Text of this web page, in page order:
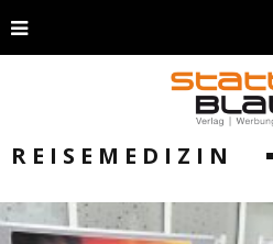
REISEMEDIZIN